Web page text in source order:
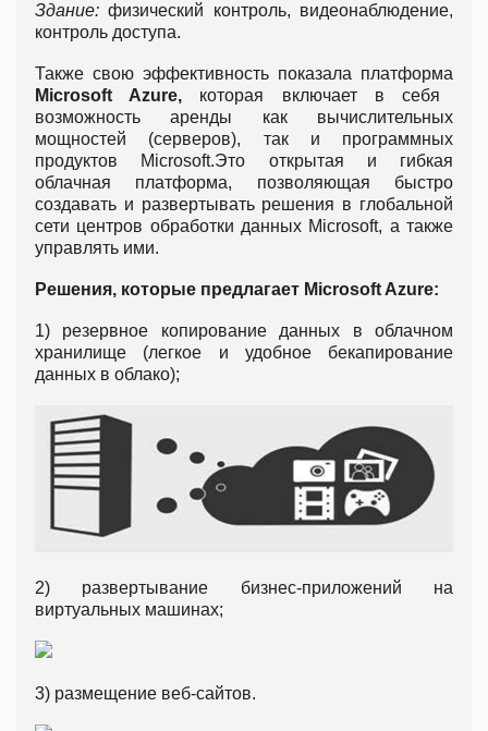
Здание: физический контроль, видеонаблюдение,
контроль доступа.
Также свою эффективность показала платформа
Microsoft Azure, которая включает в себя
возможность аренды как вычислительных
мощностей (серверов), так и программных
продуктов Microsoft.Это открытая и гибкая
облачная платформа, позволяющая быстро
создавать и развертывать решения в глобальной
сети центров обработки данных Microsoft, а также
управлять ими.
Решения, которые предлагает Microsoft Azure:
1) резервное копирование данных в облачном
хранилище (легкое и удобное бекапирование
данных в облако);
2) развертывание бизнес-приложений на
виртуальных машинах;
3) размещение веб-сайтов.